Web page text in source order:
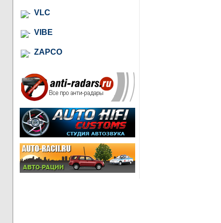
VLC
VIBE
ZAPCO